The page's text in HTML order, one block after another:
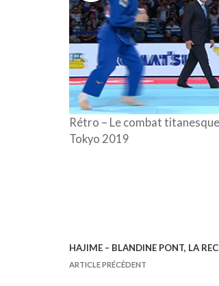
Rétro – Le combat
Tokyo 2019
N
HAJIME – BLANDINE PONT, LA
ARTICLE PRÉCÉDENT